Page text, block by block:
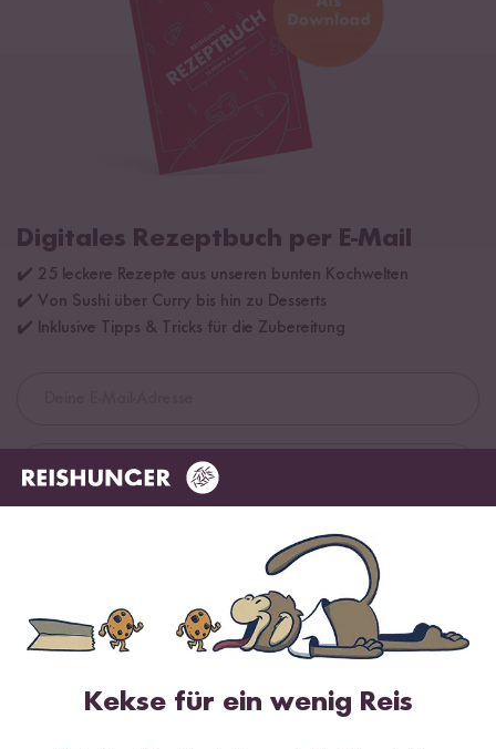
Digitales Rezeptbuch per E-Mail
✔️ 25 leckere Rezepte aus unseren bunten Kochwelten
✔️ Von Sushi über Curry bis hin zu Desserts
✔️ Inklusive Tipps & Tricks für die Zubereitung
Jetzt sichern
Mehr Rezepte mit Bio Vollkorn
Reismehl
Kekse für ein wenig Reis